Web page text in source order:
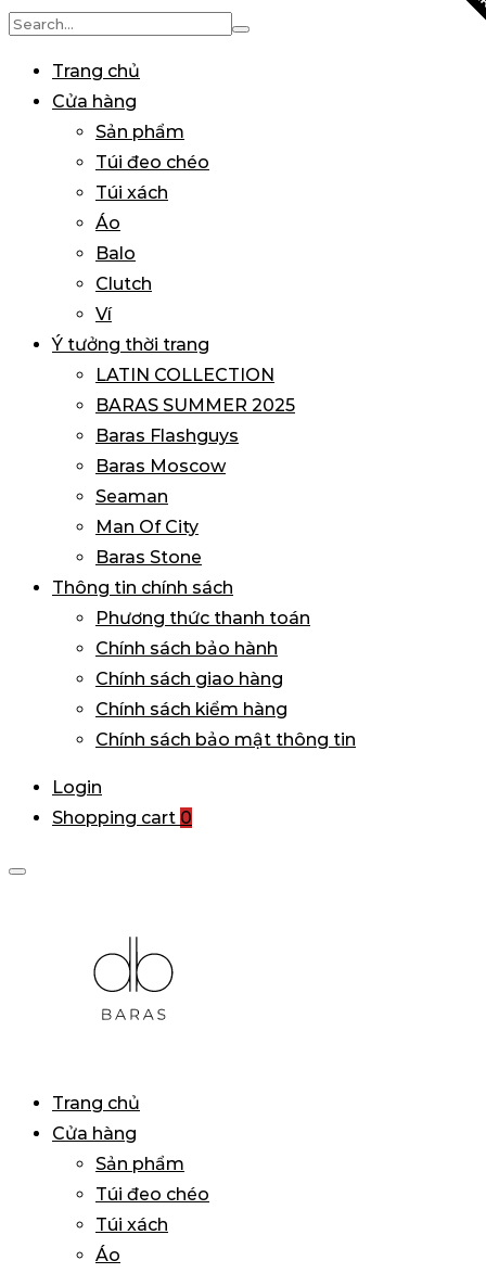
Search
Trang chủ
Cửa hàng
Sản phẩm
Túi đeo chéo
Túi xách
Áo
Balo
Clutch
Ví
Ý tưởng thời trang
LATIN COLLECTION
BARAS SUMMER 2025
Baras Flashguys
Baras Moscow
Seaman
Man Of City
Baras Stone
Thông tin chính sách
Phương thức thanh toán
Chính sách bảo hành
Chính sách giao hàng
Chính sách kiểm hàng
Chính sách bảo mật thông tin
Login
Shopping cart 0
VIETNAM
Primary
Menu
Trang chủ
Cửa hàng
Sản phẩm
Túi đeo chéo
Túi xách
Áo